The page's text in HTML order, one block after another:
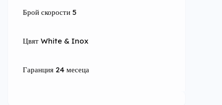
Брой скорости 5
Цвят White & Inox
Гаранция 24 месеца